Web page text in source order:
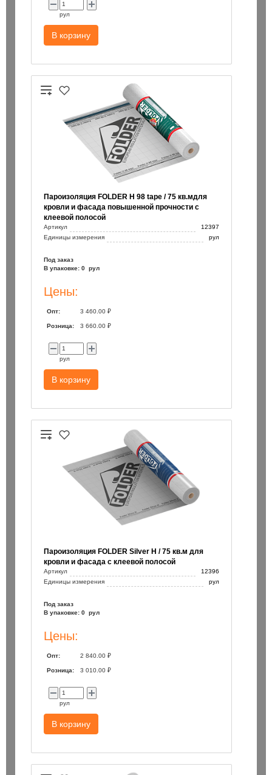
рул
В корзину
Пароизоляция FOLDER H 98 tape / 75 кв.мдля
кровли и фасада повышенной прочности с
клеевой полосой
Артикул
12397
Единицы измерения
рул
Под заказ
В упаковке: 0 рул
Цены:
Опт: 3 460.00 ₽
Розница: 3 660.00 ₽
рул
В корзину
Пароизоляция FOLDER Silver H / 75 кв.м для
кровли и фасада с клеевой полосой
Артикул
12396
Единицы измерения
рул
Под заказ
В упаковке: 0 рул
Цены:
Опт: 2 840.00 ₽
Розница: 3 010.00 ₽
рул
В корзину